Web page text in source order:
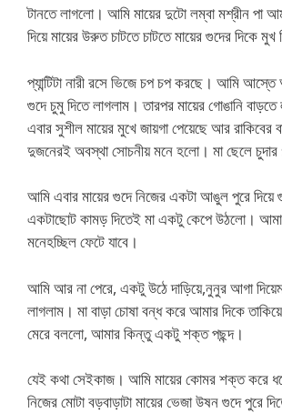
টানতে লাগলো। আমি মায়ের দুটো লম্বা মশ্রীন পা
দিয়ে মায়ের উরুত চাটতে চাটতে মায়ের গুদের দিকে মুখ
প্যান্টিটা নারী রসে ভিজে চপ চপ করছে। আমি আস্তে
গুদে চুমু দিতে লাগলাম। তারপর মায়ের গোঙানি
এবার সুশীল মায়ের মুখে জায়গা পেয়েছে আর রাকিবের
দুজনেরই অবস্থা সোচনীয় মনে হলো। মা ছেলে চুদার
আমি এবার মায়ের গুদে নিজের একটা আঙুল পুরে দিয়ে
একটাছোট কামড় দিতেই মা একটু কেপে উঠলো।
মনেহচ্ছিল ফেটে যাবে।
আমি আর না পেরে, একটু উঠে দাড়িয়ে,নুনুর আগা
লাগলাম। মা বাড়া চোষা বন্ধ করে আমার দিকে
মেরে বললো, আমার কিন্তু একটু শক্ত পছন্দ।
যেই কথা সেইকাজ। আমি মায়ের কোমর শক্ত করে
নিজের মোটা বড়বাড়াটা মায়ের ভেজা উষন গুদে পুরে